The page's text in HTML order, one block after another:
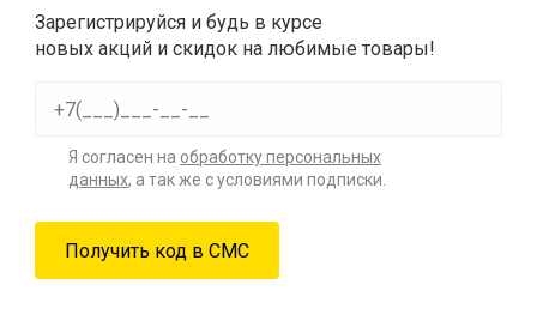
Зарегистрируйся и будь в курсе
новых акций и скидок на любимые товары!
Я согласен на обработку персональных
данных, а так же с условиями подписки.